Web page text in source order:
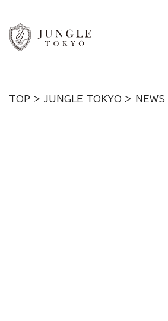
TOP > JUNGLE TOKYO > NEWS